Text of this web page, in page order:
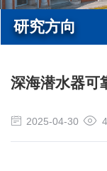
研究方向
深海潜水器可
2025-04-30